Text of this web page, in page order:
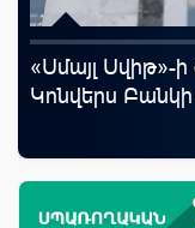
«Սմայլ
Կոնվերս Բանկի